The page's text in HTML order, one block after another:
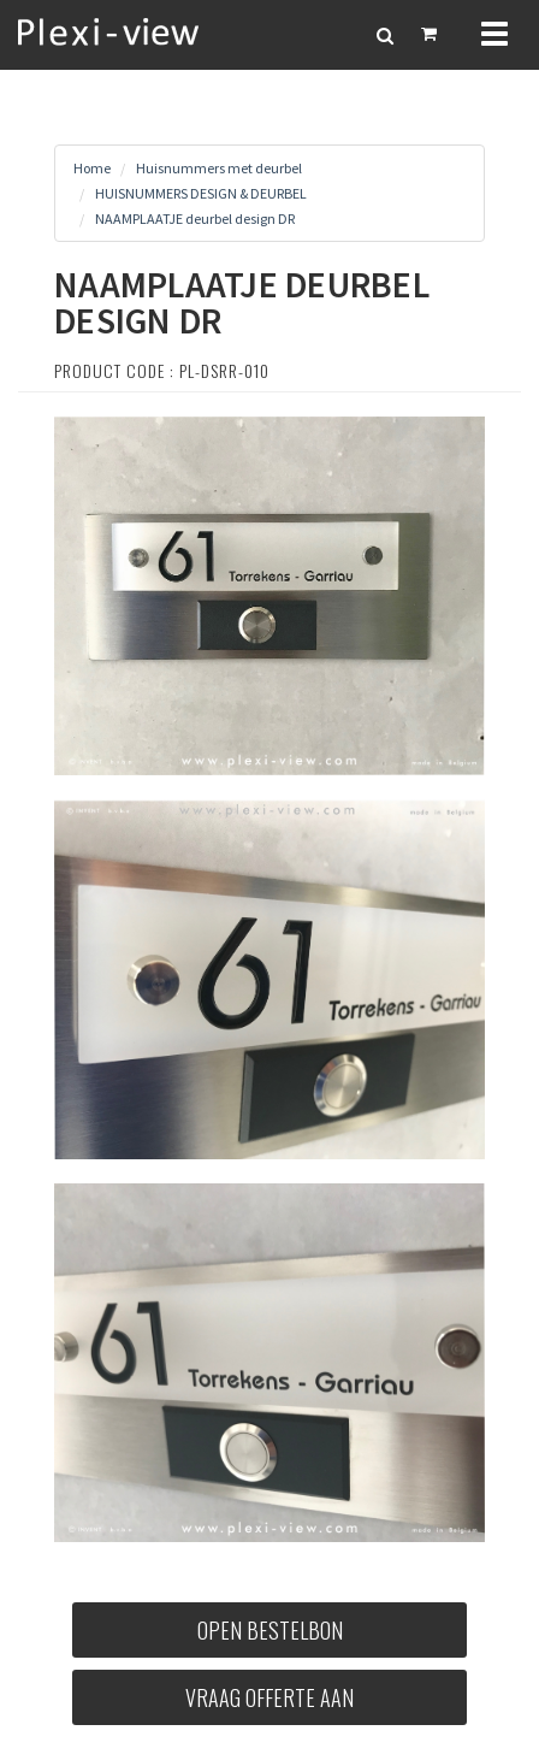
Home
Huisnummers met deurbel
HUISNUMMERS DESIGN & DEURBEL
NAAMPLAATJE deurbel design DR
NAAMPLAATJE DEURBEL
DESIGN DR
PRODUCT CODE : PL-DSRR-010
OPEN BESTELBON
VRAAG OFFERTE AAN